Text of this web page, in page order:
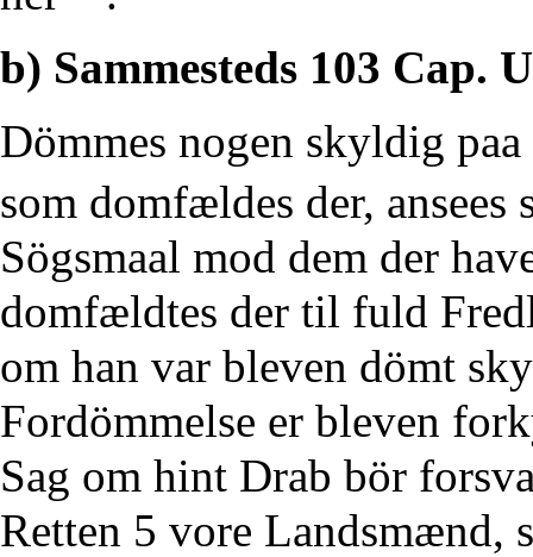
b) Sammesteds 103 Cap.
Dömmes nogen skyldig
som domfældes der,
Sögsmaal mod dem der
domfældtes der til fuld
om han var bleven dömt
Fordömmelse er bleven
Sag om hint Drab bör
Retten 5 vore Landsmænd,